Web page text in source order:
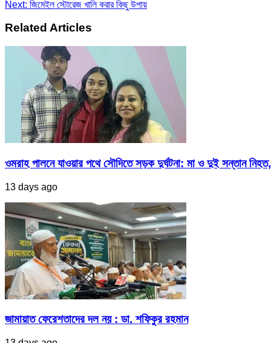
Next: জিমেইল স্টোরেজ খালি করার কিছু উপায়
Related Articles
ওমরাহ পালনে যাওয়ার পথে সৌদিতে সড়ক দুর্ঘটনা: মা ও দুই সন্তান
13 days ago
জামায়াত ফেরেশতাদের দল নয় : ডা. শফিকুর রহমান